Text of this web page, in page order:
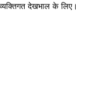
देखभाल के लिए।